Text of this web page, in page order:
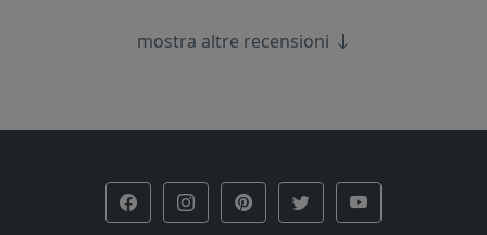
mostra altre recensioni